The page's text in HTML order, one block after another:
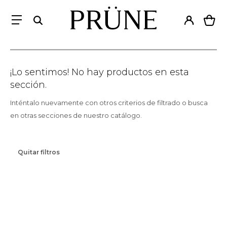
¡Lo sentimos! No hay productos en esta
sección.
Inténtalo nuevamente con otros criterios de filtrado o busca
en otras secciones de nuestro catálogo.
Quitar filtros